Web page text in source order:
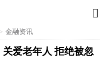

> 金融资讯
关爱老年人 拒绝被忽